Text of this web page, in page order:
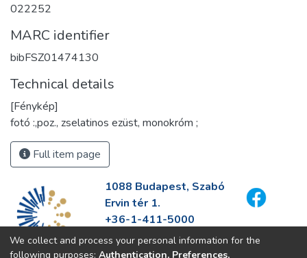
022252
MARC identifier
bibFSZ01474130
Technical details
[Fénykép]
fotó :,poz., zselatinos ezüst, monokróm ;
Full item page
1088 Budapest, Szabó
Ervin tér 1.
+36-1-411-5000
info@fszek.hu
https://fszek.hu
We collect and process your personal information for the
following purposes: Authentication, Preferences,